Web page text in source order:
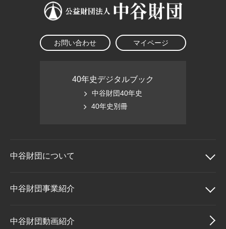
お問い合わせ マイページ
40年史デジタルブック
中谷財団40年史
40年史別冊
中谷財団について
中谷財団について
理事長挨拶
中谷財団事業紹介
中谷財団事業紹介
中谷財団動画紹介